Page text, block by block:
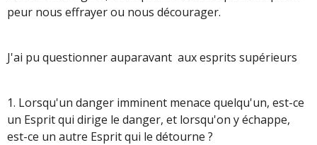
peur nous effrayer ou nous décourager.
J'ai pu questionner auparavant aux esprits supérieurs
1. Lorsqu'un danger imminent menace quelqu'un, est-ce
un Esprit qui dirige le danger, et lorsqu'on y échappe,
est-ce un autre Esprit qui le détourne ?